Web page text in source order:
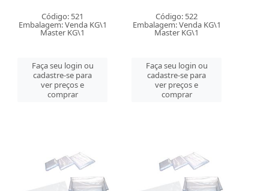
Código: 521
Embalagem: Venda KG\1
Master KG\1
Faça seu login ou
cadastre-se para
ver preços e
comprar
Código: 522
Embalagem: Venda KG\1
Master KG\1
Faça seu login ou
cadastre-se para
ver preços e
comprar